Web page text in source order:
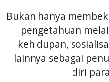
Bukan hanya
pengetahuan
kehidupan,
lainnya sebagai
diri